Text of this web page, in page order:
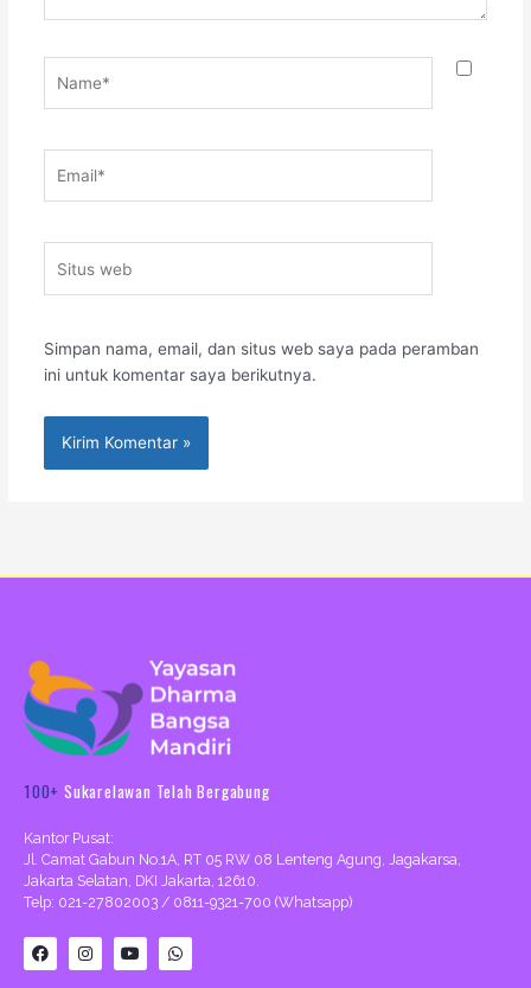
web
Simpan nama, email, dan situs web saya pada peramban
ini untuk komentar saya berikutnya.
100+ Sukarelawan Telah Bergabung
Kantor Pusat:
Jl. Camat Gabun No.1A, RT 05 RW 08 Lenteng Agung, Jagakarsa,
Jakarta Selatan, DKI Jakarta, 12610.
Telp: 021-27802003 / 0811-9321-700 (Whatsapp)
F
a
c
I
n
s
Y
o
u
W
h
a